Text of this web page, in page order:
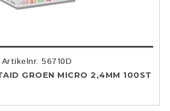
Artikelnr. 56710D
GROEN MICRO 2,4MM 100ST